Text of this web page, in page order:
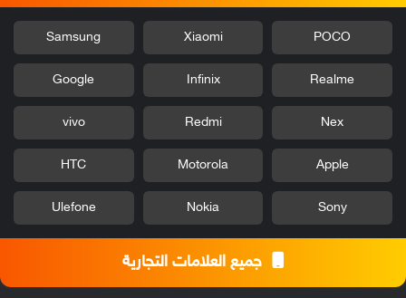
POCO
Xiaomi
Samsung
Realme
Infinix
Google
Nex
Redmi
vivo
Apple
Motorola
HTC
Sony
Nokia
Ulefone
جميع العلامات التجارية